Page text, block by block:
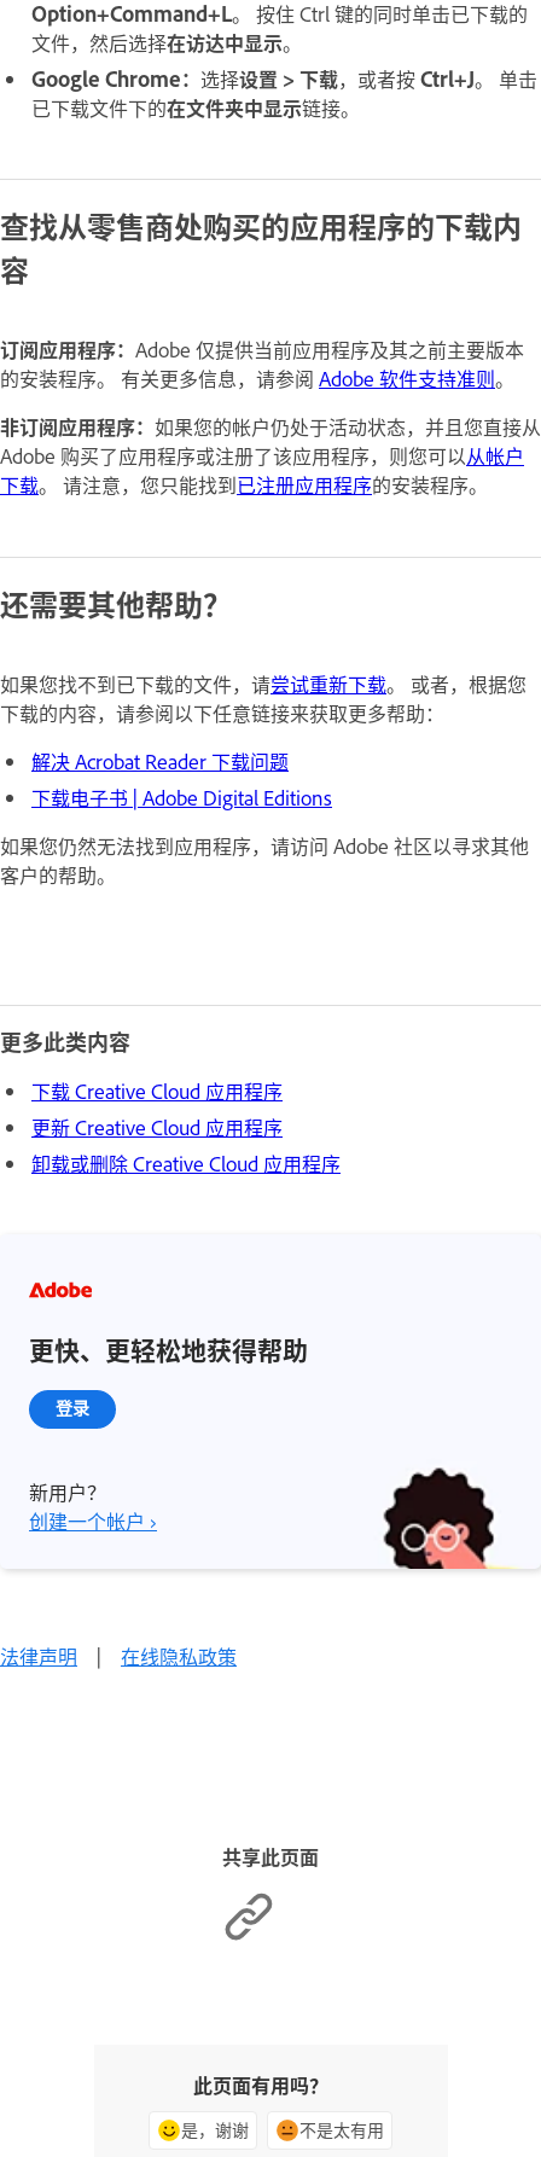
Option+Command+L。 按住 Ctrl 键的同时单击已下载的
文件，然后选择在访达中显示。
Google Chrome： 选择设置 > 下载，或者按Ctrl+J。 单击
已下载文件下的在文件夹中显示链接。
查找从零售商处购买的应用程序的下载内
容
订阅应用程序： Adobe 仅提供当前应用程序及其之前主要版本
的安装程序。 有关更多信息，请参阅 Adobe 软件支持准则。
非订阅应用程序： 如果您的帐户仍处于活动状态，并且您直接从
Adobe 购买了应用程序或注册了该应用程序，则您可以从帐户
下载。 请注意，您只能找到已注册应用程序的安装程序。
还需要其他帮助？
如果您找不到已下载的文件，请尝试重新下载。 或者，根据您
下载的内容，请参阅以下任意链接来获取更多帮助：
解决 Acrobat Reader 下载问题
下载电子书 | Adobe Digital Editions
如果您仍然无法找到应用程序，请访问 Adobe 社区以寻求其他
客户的帮助。
更多此类内容
下载 Creative Cloud 应用程序
更新 Creative Cloud 应用程序
卸载或删除 Creative Cloud 应用程序
更快、更轻松地获得帮助
登录
新用户？
创建一个帐户 ›
法律声明 | 在线隐私政策
共享此页面
此页面有用吗？
是，谢谢 不是太有用